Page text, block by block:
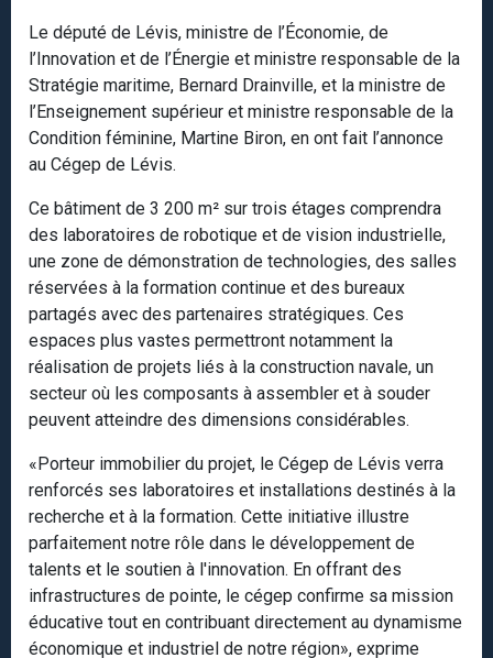
Le député de Lévis, ministre de l’Économie, de
l’Innovation et de l’Énergie et ministre responsable de la
Stratégie maritime, Bernard Drainville, et la ministre de
l’Enseignement supérieur et ministre responsable de la
Condition féminine, Martine Biron, en ont fait l’annonce
au Cégep de Lévis.
Ce bâtiment de 3 200 m² sur trois étages comprendra
des laboratoires de robotique et de vision industrielle,
une zone de démonstration de technologies, des salles
réservées à la formation continue et des bureaux
partagés avec des partenaires stratégiques. Ces
espaces plus vastes permettront notamment la
réalisation de projets liés à la construction navale, un
secteur où les composants à assembler et à souder
peuvent atteindre des dimensions considérables.
«Porteur immobilier du projet, le Cégep de Lévis verra
renforcés ses laboratoires et installations destinés à la
recherche et à la formation. Cette initiative illustre
parfaitement notre rôle dans le développement de
talents et le soutien à l'innovation. En offrant des
infrastructures de pointe, le cégep confirme sa mission
éducative tout en contribuant directement au dynamisme
économique et industriel de notre région», exprime